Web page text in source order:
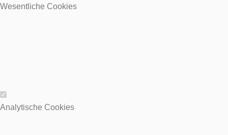
Wesentliche Cookies
Wesentliche Cookies
Analytische Cookies